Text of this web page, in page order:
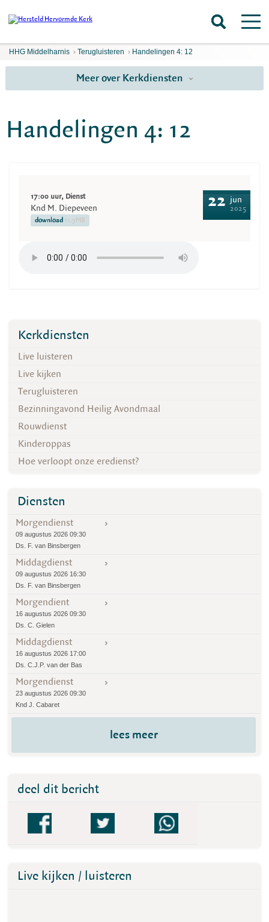
HHG Middelharnis › Terugluisteren › Handelingen 4: 12
Meer over Kerkdiensten
Handelingen 4: 12
17:00 uur, Dienst
Knd M. Diepeveen
download 11.7MB
22 jun
2025
Kerkdiensten
Live luisteren
Live kijken
Terugluisteren
Bezinningavond Heilig Avondmaal
Rouwdienst
Kinderoppas
Hoe verloopt onze eredienst?
Diensten
Morgendienst
09 augustus 2026 09:30
Ds. F. van Binsbergen
Middagdienst
09 augustus 2026 16:30
Ds. F. van Binsbergen
Morgendient
16 augustus 2026 09:30
Ds. C. Gielen
Middagdienst
16 augustus 2026 17:00
Ds. C.J.P. van der Bas
Morgendienst
23 augustus 2026 09:30
Knd J. Cabaret
lees meer
deel dit bericht
Live kijken / luisteren